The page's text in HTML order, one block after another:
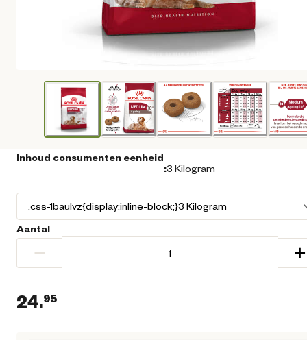
Inhoud consumenten eenheid
:3 Kilogram
Aantal
− +
24.95